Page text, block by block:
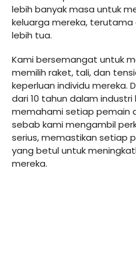
lebih banyak masa untuk
keluarga mereka,
lebih tua.
Kami bersemangat untuk
memilih raket, tali, dan
keperluan individu mereka.
dari 10 tahun dalam
memahami setiap pemain
sebab kami mengambil
serius, memastikan setiap
yang betul untuk
mereka.